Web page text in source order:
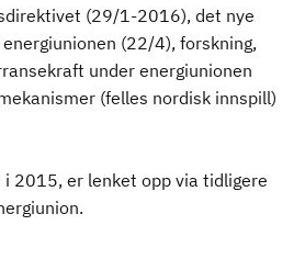
(29/1-2016), det nye
(22/4), forskning,
under energiunionen
(felles nordisk innspill)
2015, er lenket opp via tidligere